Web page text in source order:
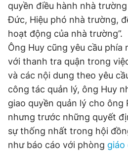
Đặt báo Quảng cáo RSS
Tổng biên tập: Nguyễn Ngọc Toàn
Phó tổng biên tập thường trực: Hải
Phó tổng biên tập: Lâm Hiếu Dũng
Phó tổng biên tập: Trần Việt Hưng
Tổng thư ký tòa soạn: Đức Trung
Giấy phép xuất bản số 110/GP -
© 2003-2026 Bản quyền thuộc về
chép dưới mọi hình thức nếu không
bản. Phát triển bởi ePi Technologies,
quyền điều hành nhà
Đức, Hiệu phó nhà trường,
hoạt động của nhà trường”.
Ông Huy cũng yêu cầu
với thanh tra quận trong
và các nội dung theo yêu
công tác quản lý, ông Huy
giao quyền quản lý cho ông
nhưng trước những quyết
sự thống nhất trong hội
như báo cáo với phòng giáo